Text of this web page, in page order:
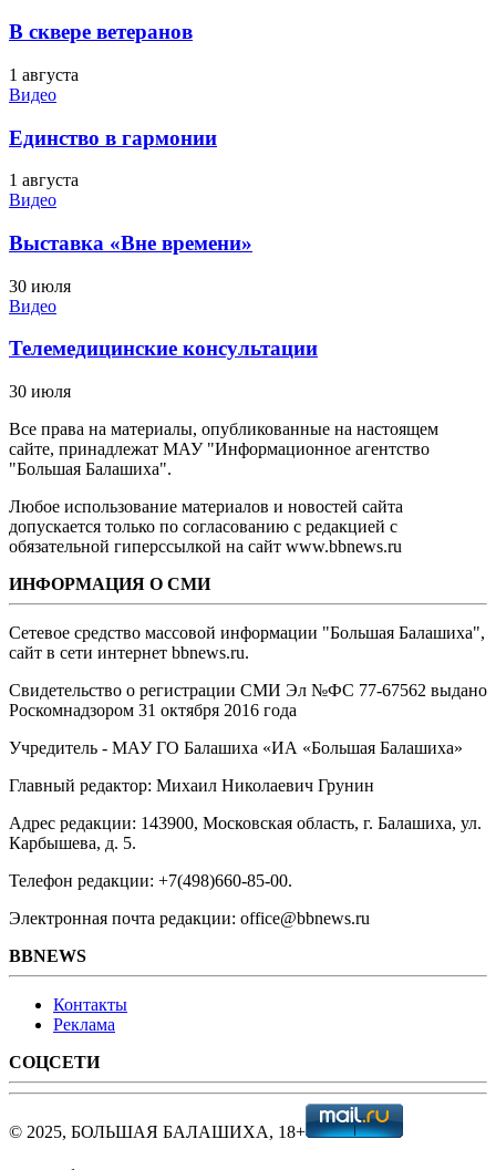
В сквере ветеранов
1 августа
Видео
Единство в гармонии
1 августа
Видео
Выставка «Вне времени»
30 июля
Видео
Телемедицинские консультации
30 июля
Все права на материалы, опубликованные на настоящем
сайте, принадлежат МАУ "Информационное агентство
"Большая Балашиха".
Любое использование материалов и новостей сайта
допускается только по согласованию с редакцией с
обязательной гиперссылкой на сайт www.bbnews.ru
ИНФОРМАЦИЯ О СМИ
Сетевое средство массовой информации "Большая Балашиха",
сайт в сети интернет bbnews.ru.
Свидетельство о регистрации СМИ Эл №ФС ‎77-67562 выдано
Роскомнадзором 31 октября 2016 года
Учредитель - МАУ ГО Балашиха «ИА «Большая Балашиха»
Главный редактор: Михаил Николаевич Грунин
Адрес редакции: 143900, Московская область, г. Балашиха, ул.
Карбышева, д. 5.
Телефон редакции: +7(498)660-85-00.
Электронная почта редакции: office@bbnews.ru
BBNEWS
Контакты
Реклама
СОЦСЕТИ
© 2025, БОЛЬШАЯ БАЛАШИХА, 18+